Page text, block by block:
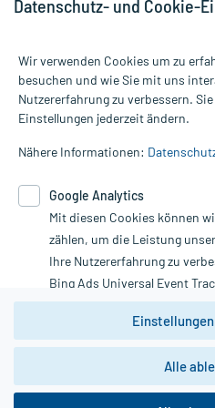
Alle Preise gelten inkl. MwSt., ggf.
Informationen auf dieser Website
die Untersuchung und
Therapien eingeleitet werden
Google Analytics. Lesen Sie bitte
unserer Datenschutzerklärung.
nutzen Sie das Formular:
Vertrag widerrufen
*Hinweise zu unseren Aktionen
Datenschutz- und Cookie-
Wir verwenden Cookies um zu
besuchen und wie Sie mit uns
Nutzererfahrung zu verbessern.
Einstellungen jederzeit ändern.
Nähere Informationen:
Google Analytics
Mit diesen Cookies können
zählen, um die Leistung
Ihre Nutzererfahrung zu
Bing Ads Universal Event
Youtube-Social Plugin).
Wir weisen darauf hin,
zwingend den
DSGVO genügen und ein
Alle